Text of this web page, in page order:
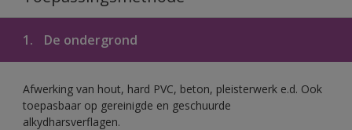
1. De ondergrond
Afwerking van hout, hard PVC, beton, pleisterwerk e.d. Ook
toepasbaar op gereinigde en geschuurde
alkydharsverflagen.